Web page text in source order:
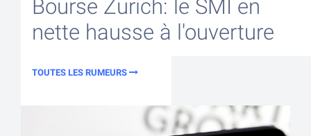
Bourse Zurich: le SMI en
nette hausse à l'ouverture
TOUTES LES RUMEURS